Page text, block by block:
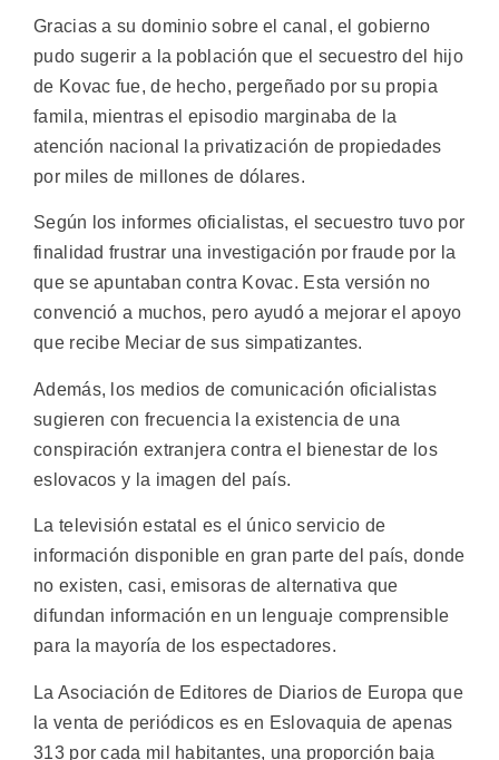
Gracias a su dominio sobre el canal, el gobierno
pudo sugerir a la población que el secuestro del hijo
de Kovac fue, de hecho, pergeñado por su propia
famila, mientras el episodio marginaba de la
atención nacional la privatización de propiedades
por miles de millones de dólares.
Según los informes oficialistas, el secuestro tuvo por
finalidad frustrar una investigación por fraude por la
que se apuntaban contra Kovac. Esta versión no
convenció a muchos, pero ayudó a mejorar el apoyo
que recibe Meciar de sus simpatizantes.
Además, los medios de comunicación oficialistas
sugieren con frecuencia la existencia de una
conspiración extranjera contra el bienestar de los
eslovacos y la imagen del país.
La televisión estatal es el único servicio de
información disponible en gran parte del país, donde
no existen, casi, emisoras de alternativa que
difundan información en un lenguaje comprensible
para la mayoría de los espectadores.
La Asociación de Editores de Diarios de Europa que
la venta de periódicos es en Eslovaquia de apenas
313 por cada mil habitantes, una proporción baja